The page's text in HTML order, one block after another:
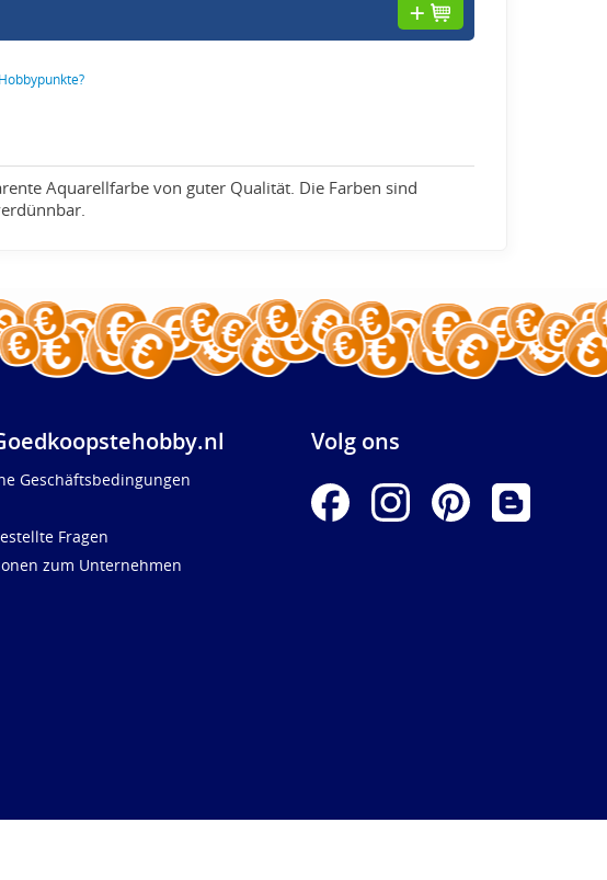
Aquarellfarbe von guter Qualität. Die Farben sind
Geschäftsbedingungen
Fragen
zum Unternehmen
Volg ons